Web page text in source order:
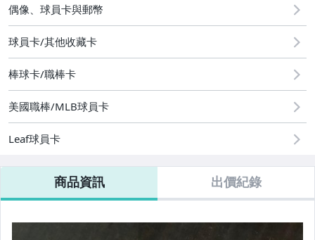
偶像、球員卡與郵幣
球員卡/其他收藏卡
棒球卡/職棒卡
美國職棒/MLB球員卡
Leaf球員卡
商品資訊 出價紀錄